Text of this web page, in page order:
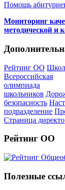
Помощь
Мониторинг
методической и
Рейтинг ОО
Всероссийская
олимпиада
школьников
безопасность
подразделение
Страница
Рейтинг ОО
Полезные